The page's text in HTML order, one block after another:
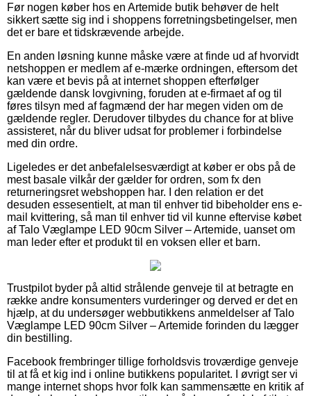
Før nogen køber hos en Artemide butik behøver de helt
sikkert sætte sig ind i shoppens forretningsbetingelser, men
det er bare et tidskrævende arbejde.
En anden løsning kunne måske være at finde ud af hvorvidt
netshoppen er medlem af e-mærke ordningen, eftersom det
kan være et bevis på at internet shoppen efterfølger
gældende dansk lovgivning, foruden at e-firmaet af og til
føres tilsyn med af fagmænd der har megen viden om de
gældende regler. Derudover tilbydes du chance for at blive
assisteret, når du bliver udsat for problemer i forbindelse
med din ordre.
Ligeledes er det anbefalelsesværdigt at køber er obs på de
mest basale vilkår der gælder for ordren, som fx den
returneringsret webshoppen har. I den relation er det
desuden essesentielt, at man til enhver tid bibeholder ens e-
mail kvittering, så man til enhver tid vil kunne eftervise købet
af Talo Væglampe LED 90cm Silver – Artemide, uanset om
man leder efter et produkt til en voksen eller et barn.
Trustpilot byder på altid strålende genveje til at betragte en
række andre konsumenters vurderinger og derved er det en
hjælp, at du undersøger webbutikkens anmeldelser af Talo
Væglampe LED 90cm Silver – Artemide forinden du lægger
din bestilling.
Facebook frembringer tillige forholdsvis troværdige genveje
til at få et kig ind i online butikkens popularitet. I øvrigt ser vi
mange internet shops hvor folk kan sammensætte en kritik af